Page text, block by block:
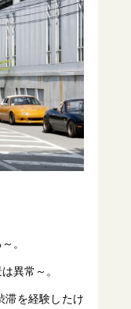
。
異常～。
滞を経験したけ